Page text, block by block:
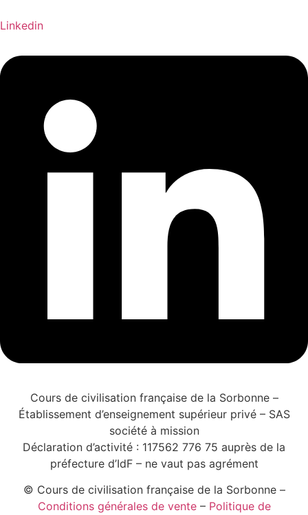
Linkedin
Cours de civilisation française de la Sorbonne –
Établissement d’enseignement supérieur privé – SAS
société à mission
Déclaration d’activité : 117562 776 75 auprès de la
préfecture d’IdF – ne vaut pas agrément
© Cours de civilisation française de la Sorbonne –
Conditions générales de vente– Politique de